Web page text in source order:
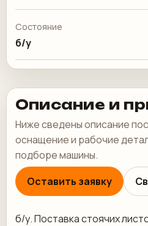
Состояние
б/у
Описание и
Ниже сведены описание
оснащение и рабочие
подборе машины.
Оставить заявку
б/у. Поставка стоячих